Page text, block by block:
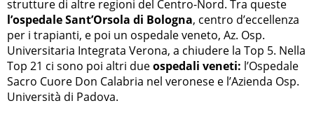
strutture di altre regioni del Centro-Nord. Tra queste
l’ospedale Sant’Orsola di Bologna, centro d’eccellenza
per i trapianti, e poi un ospedale veneto, Az. Osp.
Universitaria Integrata Verona, a chiudere la Top 5. Nella
Top 21 ci sono poi altri dueospedali veneti: l’Ospedale
Sacro Cuore Don Calabria nel veronese e l’Azienda Osp.
Università di Padova.